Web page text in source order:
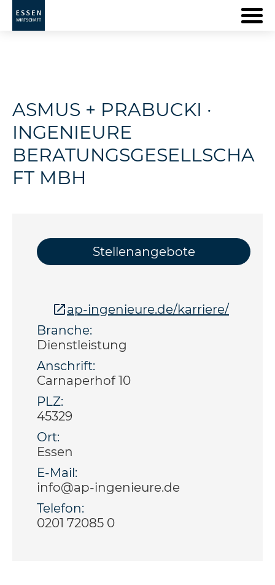
ASMUS + PRABUCKI ·
INGENIEURE
BERATUNGSGESELLSCHA
FT MBH
Stellenangebote
ap-ingenieure.de/karriere/
Branche:
Dienstleistung
Anschrift:
Carnaperhof 10
PLZ:
45329
Ort:
Essen
E-Mail:
info@ap-ingenieure.de
Telefon:
0201 72085 0